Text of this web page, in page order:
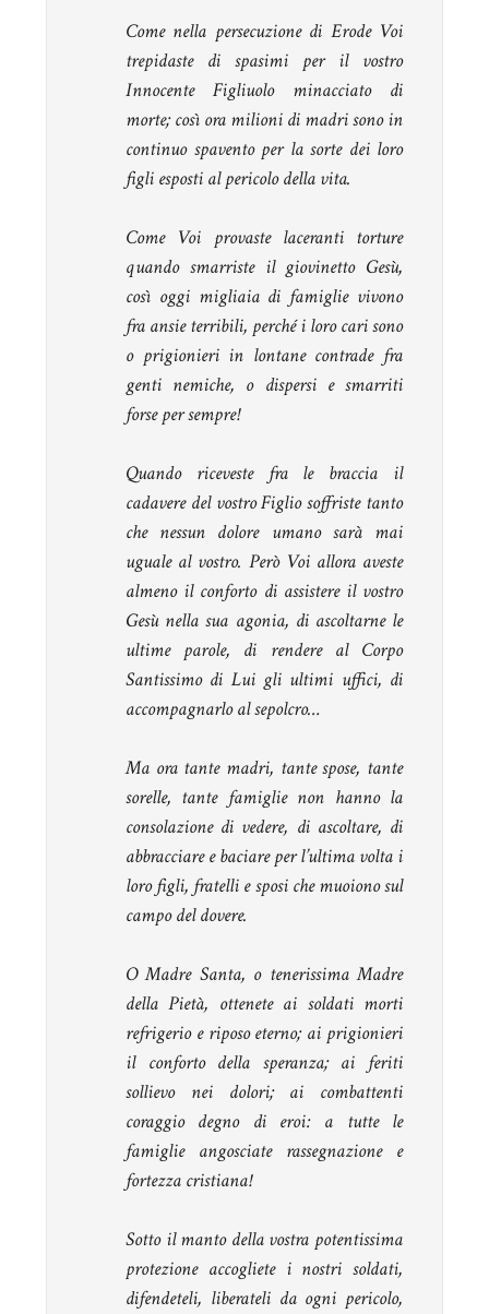
Come nella persecuzione di Erode Voi
trepidaste di spasimi per il vostro
Innocente Figliuolo minacciato di
morte; così ora milioni di madri sono in
continuo spavento per la sorte dei loro
figli esposti al pericolo della vita.
Come Voi provaste laceranti torture
quando smarriste il giovinetto Gesù,
così oggi migliaia di famiglie vivono
fra ansie terribili, perché i loro cari sono
o prigionieri in lontane contrade fra
genti nemiche, o dispersi e smarriti
forse per sempre!
Quando riceveste fra le braccia il
cadavere del vostro Figlio soffriste tanto
che nessun dolore umano sarà mai
uguale al vostro. Però Voi allora aveste
almeno il conforto di assistere il vostro
Gesù nella sua agonia, di ascoltarne le
ultime parole, di rendere al Corpo
Santissimo di Lui gli ultimi uffici, di
accompagnarlo al sepolcro…
Ma ora tante madri, tante spose, tante
sorelle, tante famiglie non hanno la
consolazione di vedere, di ascoltare, di
abbracciare e baciare per l’ultima volta i
loro figli, fratelli e sposi che muoiono sul
campo del dovere.
O Madre Santa, o tenerissima Madre
della Pietà, ottenete ai soldati morti
refrigerio e riposo eterno; ai prigionieri
il conforto della speranza; ai feriti
sollievo nei dolori; ai combattenti
coraggio degno di eroi: a tutte le
famiglie angosciate rassegnazione e
fortezza cristiana!
Sotto il manto della vostra potentissima
protezione accogliete i nostri soldati,
difendeteli, liberateli da ogni pericolo,